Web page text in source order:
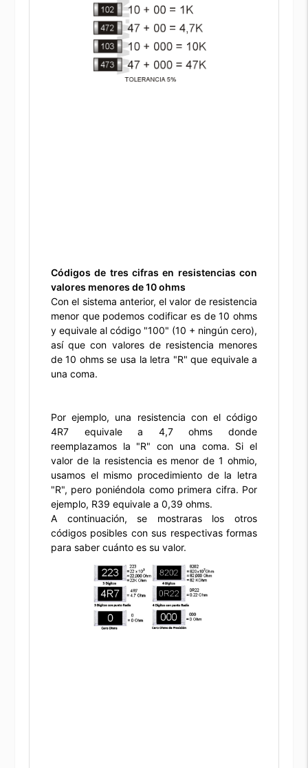
Códigos de tres cifras en resistencias con
valores menores de 10 ohms
Con el sistema anterior, el valor de resistencia
menor que podemos codificar es de 10 ohms
y equivale al código "100" (10 + ningún cero),
así que con valores de resistencia menores
de 10 ohms se usa la letra "R" que equivale a
una coma.
Por ejemplo, una resistencia con el código
4R7 equivale a 4,7 ohms donde
reemplazamos la "R" con una coma. Si el
valor de la resistencia es menor de 1 ohmio,
usamos el mismo procedimiento de la letra
"R", pero poniéndola como primera cifra. Por
ejemplo, R39 equivale a 0,39 ohms.
A continuación, se mostraras los otros
códigos posibles con sus respectivas formas
para saber cuánto es su valor.